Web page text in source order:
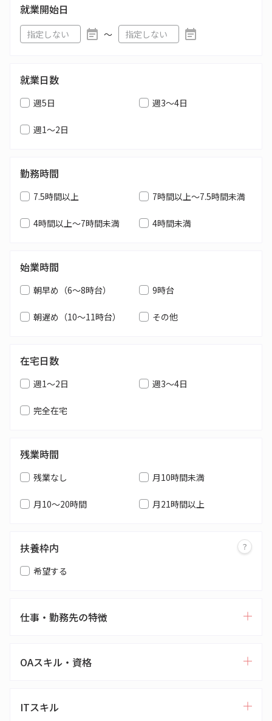
就業開始日
〜
就業日数
週5日 週3～4日
週1～2日
勤務時間
7.5時間以上 7時間以上～7.5時間未満
4時間以上～7時間未満 4時間未満
始業時間
朝早め（6～8時台） 9時台
朝遅め（10～11時台） その他
在宅日数
週1～2日 週3～4日
完全在宅
残業時間
残業なし 月10時間未満
月10～20時間 月21時間以上
扶養枠内
希望する
仕事・勤務先の特徴
OAスキル・資格
ITスキル